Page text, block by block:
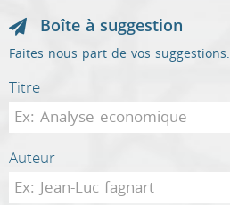
Boîte à suggestion
Faites nous part de vos suggestions.
Titre
Auteur